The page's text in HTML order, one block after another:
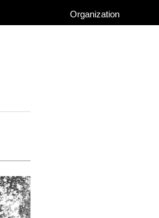
Organization